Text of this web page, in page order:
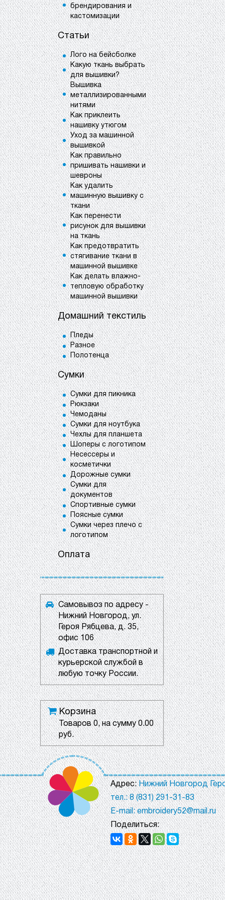
брендирования и
кастомизации
Статьи
Лого на бейсболке
Какую ткань выбрать
для вышивки?
Вышивка
металлизированными
нитями
Как приклеить
нашивку утюгом
Уход за машинной
вышивкой
Как правильно
пришивать нашивки и
шевроны
Как удалить
машинную вышивку с
ткани
Как перенести
рисунок для вышивки
на ткань
Как предотвратить
стягивание ткани в
машинной вышивке
Как делать влажно-
тепловую обработку
машинной вышивки
Домашний текстиль
Пледы
Разное
Полотенца
Сумки
Сумки для пикника
Рюкзаки
Чемоданы
Сумки для ноутбука
Чехлы для планшета
Шоперы с логотипом
Несессеры и
косметички
Дорожные сумки
Сумки для
документов
Спортивные сумки
Поясные сумки
Сумки через плечо с
логотипом
Оплата
Самовывоз по адресу -
Нижний Новгород, ул.
Героя Рябцева, д. 35,
офис 106
Доставка транспортной и
курьерской службой в
любую точку России.
Корзина
Товаров0, на сумму0.00
руб.
Адрес:Нижний Новгород
тел.: 8 (831) 291-31-83
E-mail: embroidery52@mail.ru
Поделиться: